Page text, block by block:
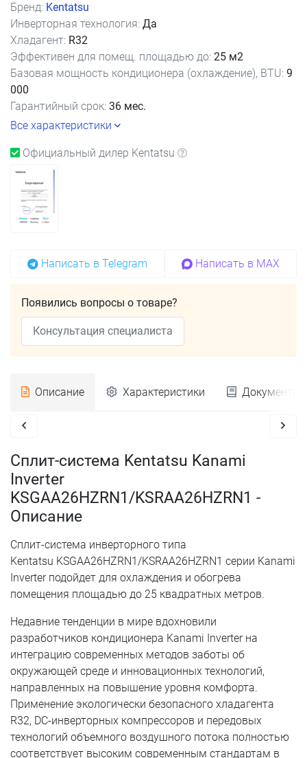
Бренд: Kentatsu
Инверторная технология: Да
Хладагент: R32
Эффективен для помещ. площадью до: 25 м2
Базовая мощность кондиционера (охлаждение), BTU: 9
000
Гарантийный срок: 36 мес.
Все характеристики
Официальный дилер Kentatsu
Написать в Telegram Написать в MAX
Появились вопросы о товаре?
Консультация специалиста
Описание Характеристики
Сплит-система Kentatsu Kanami
Inverter
KSGAA26HZRN1/KSRAA26HZRN1 -
Описание
Сплит-система инверторного типа
Kentatsu KSGAA26HZRN1/KSRAA26HZRN1 серии Kanami
Inverter подойдет для охлаждения и обогрева
помещения площадью до 25 квадратных метров.
Недавние тенденции в мире вдохновили
разработчиков кондиционера Kanami Inverter на
интеграцию современных методов заботы об
окружающей среде и инновационных технологий,
направленных на повышение уровня комфорта.
Применение экологически безопасного хладагента
R32, DC-инверторных компрессоров и передовых
технологий объемного воздушного потока полностью
соответствует высоким современным стандартам в